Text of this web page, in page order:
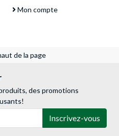
Mon compte
de la page
des promotions
Inscrivez-vous